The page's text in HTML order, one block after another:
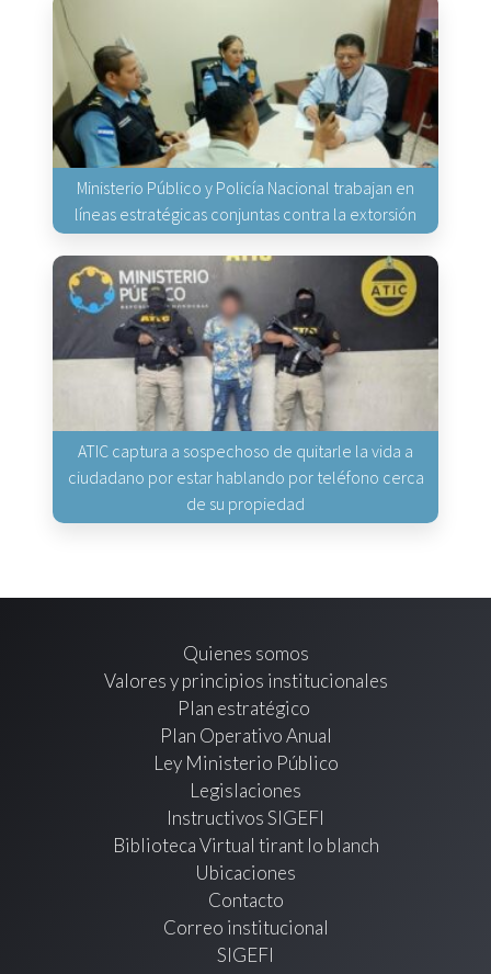
Ministerio Público y Policía Nacional trabajan en
líneas estratégicas conjuntas contra la extorsión
ATIC captura a sospechoso de quitarle la vida a
ciudadano por estar hablando por teléfono cerca
de su propiedad
Quienes somos
Valores y principios institucionales
Plan estratégico
Plan Operativo Anual
Ley Ministerio Público
Legislaciones
Instructivos SIGEFI
Biblioteca Virtual tirant lo blanch
Ubicaciones
Contacto
Correo institucional
SIGEFI